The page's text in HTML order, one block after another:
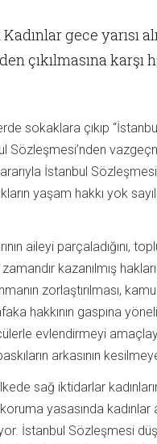
gece yarısı
çıkılmasına karşı
sokaklara çıkıp
Sözleşmesi’nden
İstanbul
yaşam hakkı yok
aileyi parçaladığını,
kazanılmış
zorlaştırılması,
hakkının gaspına
evlendirmeyi
arkasının
sağ iktidarlar
koruma yasasında
İstanbul Sözleşmesi